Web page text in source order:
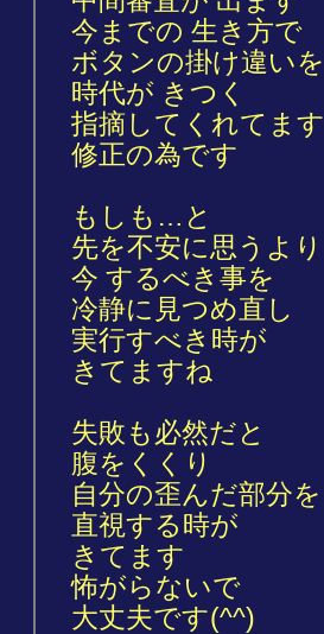
今までの 生き方で
ボタンの掛け違いを
時代が きつく
指摘してくれてます
修正の為です
もしも…と
先を不安に思うより
今 するべき事を
冷静に見つめ直し
実行すべき時が
きてますね
失敗も必然だと
腹をくくり
自分の歪んだ部分を
直視する時が
きてます
怖がらないで
大丈夫です(^^)